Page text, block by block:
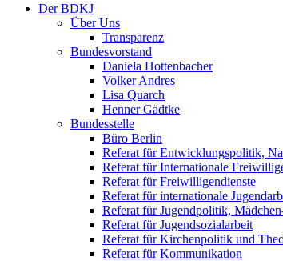
Der BDKJ
Über Uns
Transparenz
Bundesvorstand
Daniela Hottenbacher
Volker Andres
Lisa Quarch
Henner Gädtke
Bundesstelle
Büro Berlin
Referat für Entwicklungspolitik,
Referat für Internationale
Referat für Freiwilligendienste
Referat für internationale
Referat für Jugendpolitik,
Referat für Jugendsozialarbeit
Referat für Kirchenpolitik und
Referat für Kommunikation